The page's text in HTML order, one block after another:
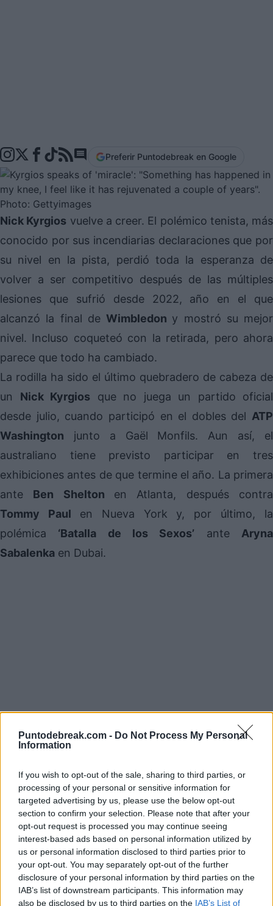
Puntodebreak.com - Do Not Process My Personal
Information
If you wish to opt-out of the sale, sharing to third parties, or
processing of your personal or sensitive information for
targeted advertising by us, please use the below opt-out
section to confirm your selection. Please note that after your
opt-out request is processed you may continue seeing
interest-based ads based on personal information utilized by
us or personal information disclosed to third parties prior to
your opt-out. You may separately opt-out of the further
disclosure of your personal information by third parties on the
IAB’s list of downstream participants. This information may
also be disclosed by us to third parties on the IAB’s List of
Go to comments section
Preferir Puntodebreak en Google
Nick Kyrgios vuelve a creer. El polémico tenista, más
conocido por sus incendiarias declaraciones que por
su nivel en la pista, perdió toda la esperanza de
volver a ser competitivo después de las múltiples
lesiones que sufrió desde 2022, año en el que
alcanzó la final de Wimbledon y mostró su mejor
nivel. Incluso coqueteó con la retirada, pero ahora
parece que todo ha cambiado.
La rodilla ha sido el último quebradero de cabeza de
un Nick Kyrgios que no juega un partido oficial
desde julio, cuando participó en el dobles del ATP
Washington junto a Gaël Monfils. Aun así, el
australiano tiene previsto participar en tres
exhibiciones antes de que termine el año. La primera
ante Ben Shelton en Atlanta, después contra
Tommy Paul en Nueva York y, por último, la
polémica ‘Batalla de los Sexos’ ante Aryna
Sabalenka en Dubai.
Pero más allá de estos partidos y de sus siempre
polémicas palabras que parecían mandar cada vez
más al australiano al ostracismo y a una futurible
retirada, ha aparecido un rayo de luz y de
esperanza. Incluso se podría hablar de milagro,
después de las declaraciones del tenista aAustralian